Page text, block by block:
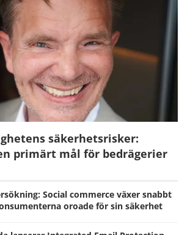
säkerhetsrisker:
primärt mål för bedrägerier
Social commerce växer snabbt
oroade för sin säkerhet